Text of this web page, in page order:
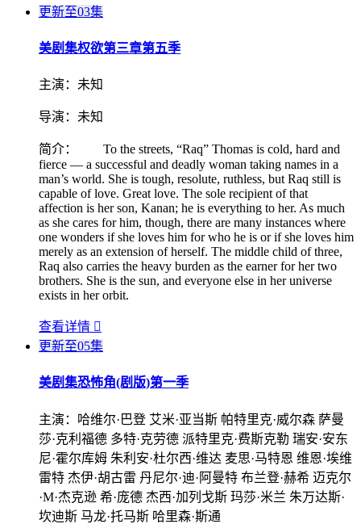
更新至03集
美剧集权欲第三章第五季
主演： 未知
导演： 未知
简介：
To the streets, “Raq” Thomas is cold, hard and
fierce — a successful and deadly woman taking names in a
man’s world. She is tough, resolute, ruthless, but Raq still is
capable of love. Great love. The sole recipient of that
affection is her son, Kanan; he is everything to her. As much
as she cares for him, though, there are many instances where
one wonders if she loves him for who he is or if she loves him
merely as an extension of herself. The middle child of three,
Raq also carries the heavy burden as the earner for her two
brothers. She is the sun, and everyone else in her universe
exists in her orbit.
查看详情 
更新至05集
美剧集恐怖角(剧版)第一季
主演： 哈维尔·巴登 艾米·亚当斯 帕特里克·威尔森 萨曼
莎·克利福德 多特·克劳德 派特里克·费斯克勒 瑞安·安东
尼·霍尔库姆 朱利安·杜尔西·维达 麦思·马特恩 维恩·埃维
雷特 杰伊·胡古雷 丹尼尔·迪·阿曼特 布兰登·赫希 迈克尔
·M·杰克逊 希·庞德 杰西·加列戈斯 玛莎·米兰 朱万达斯·
坎迪斯 马龙·托马斯 哈里森·斯通